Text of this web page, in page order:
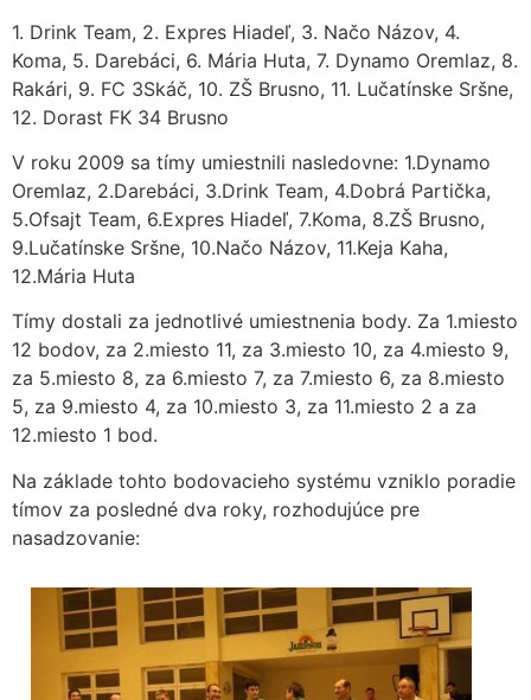
1. Drink Team, 2. Expres Hiadeľ, 3. Načo Názov, 4.
Koma, 5. Darebáci, 6. Mária Huta, 7. Dynamo Oremlaz, 8.
Rakári, 9. FC 3Skáč, 10. ZŠ Brusno, 11. Lučatínske Sršne,
12. Dorast FK 34 Brusno
V roku 2009 sa tímy umiestnili nasledovne: 1.Dynamo
Oremlaz, 2.Darebáci, 3.Drink Team, 4.Dobrá Partička,
5.Ofsajt Team, 6.Expres Hiadeľ, 7.Koma, 8.ZŠ Brusno,
9.Lučatínske Sršne, 10.Načo Názov, 11.Keja Kaha,
12.Mária Huta
Tímy dostali za jednotlivé umiestnenia body. Za 1.miesto
12 bodov, za 2.miesto 11, za 3.miesto 10, za 4.miesto 9,
za 5.miesto 8, za 6.miesto 7, za 7.miesto 6, za 8.miesto
5, za 9.miesto 4, za 10.miesto 3, za 11.miesto 2 a za
12.miesto 1 bod.
Na základe tohto bodovacieho systému vzniklo poradie
tímov za posledné dva roky, rozhodujúce pre
nasadzovanie: